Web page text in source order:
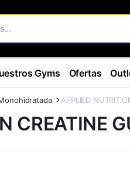
Gyms Ofertas
APPLIED
CREATINE